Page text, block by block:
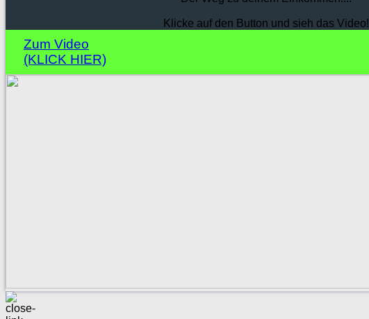
Klicke auf den Button und sieh das Video!
Zum Video
(KLICK HIER)